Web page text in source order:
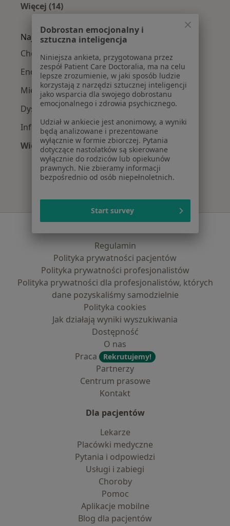
Więcej (14)
Najczęście leczone choroby
Choroby ginekologiczne w Komornikach
Endometrioza w Komornikach
Mięśniaki macicy w Komornikach
Dysplazja szyjki macicy w Komornikach
Infekcje dróg rodnych w Komornikach
Więcej (15)
Więcej w kategorii: Najczęście leczone
Regulamin
Polityka prywatności pacjentów
Polityka prywatności profesjonalistów
Polityka prywatności dla profesjonalistów, których
dane pozyskaliśmy samodzielnie
Polityka cookies
Jak działają wyniki wyszukiwania
Dostępność
O nas
Praca
Rekrutujemy!
Partnerzy
Centrum prasowe
Kontakt
Dla pacjentów
Lekarze
Placówki medyczne
Pytania i odpowiedzi
Usługi i zabiegi
Choroby
Pomoc
Aplikacje mobilne
Blog dla pacjentów
Dobrostan emocjonalny i
sztuczna inteligencja
Niniejsza ankieta, przygotowana przez
zespół Patient Care Doctoralia, ma na celu
lepsze zrozumienie, w jaki sposób ludzie
korzystają z narzędzi sztucznej inteligencji
jako wsparcia dla swojego dobrostanu
emocjonalnego i zdrowia psychicznego.
Udział w ankiecie jest anonimowy, a wyniki
będą analizowane i prezentowane
wyłącznie w formie zbiorczej. Pytania
dotyczące nastolatków są skierowane
wyłącznie do rodziców lub opiekunów
prawnych. Nie zbieramy informacji
bezpośrednio od osób niepełnoletnich.
Start survey